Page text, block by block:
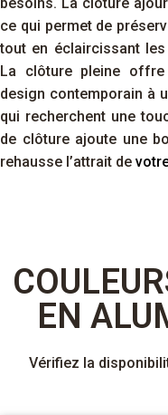
ce qui permet de
tout en éclaircissant
La clôture pleine
design contemporain à
qui recherchent une
de clôture ajoute une
rehausse l’attrait de
EN
Vérifiez la